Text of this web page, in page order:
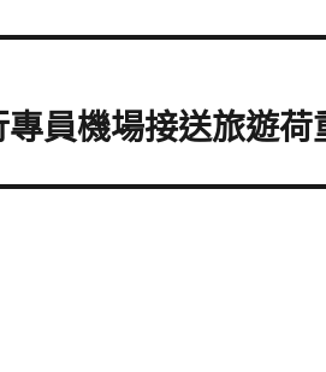
專員機場接送旅遊